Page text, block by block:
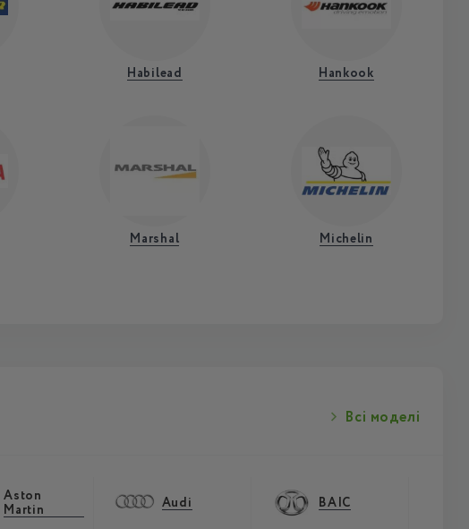
Habilead Hankook
Marshal Michelin
Всі моделі
Aston
Martin
Audi BAIC